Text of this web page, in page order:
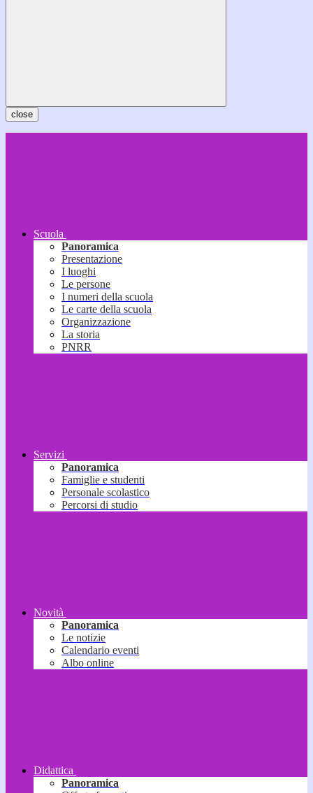
close
Scuola
Panoramica
Presentazione
I luoghi
Le persone
I numeri della scuola
Le carte della scuola
Organizzazione
La storia
PNRR
Servizi
Panoramica
Famiglie e studenti
Personale scolastico
Percorsi di studio
Novità
Panoramica
Le notizie
Calendario eventi
Albo online
Didattica
Panoramica